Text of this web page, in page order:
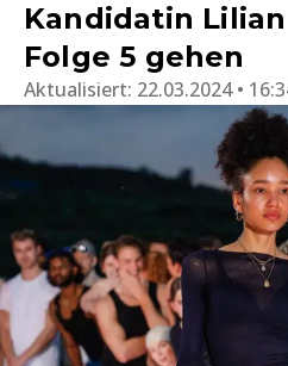
Kandidatin
Folge 5 gehen
Aktualisiert: 22.03.2024 •